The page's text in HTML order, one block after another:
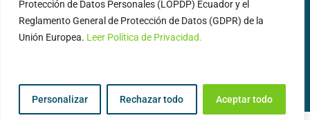
Protección de Datos Personales (LOPDP) Ecuador y el
Reglamento General de Protección de Datos (GDPR) de la
Unión Europea. Leer Política de Privacidad.
Personalizar Rechazar todo Aceptar todo